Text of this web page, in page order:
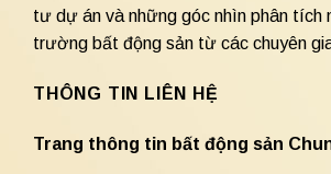
tư dự án và những góc nhìn phân tích
trường bất động sản từ các chuyên
THÔNG TIN LIÊN HỆ
Trang thông tin bất động sản